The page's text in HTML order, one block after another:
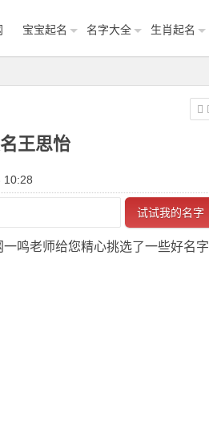
宝宝起名 名字大全 生肖起名
王思怡
10:28
试试我的名字
鸣老师给您精心挑选了一些好名字